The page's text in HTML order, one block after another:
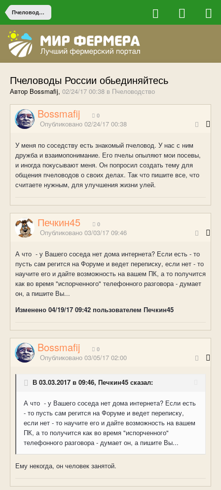
Пчеловодство
Пчеловоды России обьединяйтесь
Автор Bossmafij, 02/24/17 00:38 в Пчеловодство
Bossmafij 0
Опубликовано 02/24/17 00:38
У меня по соседству есть знакомый пчеловод. У нас с ним
дружба и взаимопонимание. Его пчелы опыляют мои посевы,
и иногда покусывают меня. Он попросил создать тему для
общения пчеловодов о своих делах. Так что пишите все, что
считаете нужным, для улучшения жизни улей.
Печкин45 0
Опубликовано 03/03/17 09:46
А что - у Вашего соседа нет дома интернета? Если есть - то
пусть сам регится на Форуме и ведет переписку, если нет - то
научите его и дайте возможность на вашем ПК, а то получится
как во время "испорченного" телефонного разговора - думает
он, а пишите Вы...
Изменено 04/19/17 09:42 пользователем Печкин45
Bossmafij 0
Опубликовано 03/05/17 02:00
В 03.03.2017 в 09:46, Печкин45 сказал:
А что - у Вашего соседа нет дома интернета? Если есть
- то пусть сам регится на Форуме и ведет переписку,
если нет - то научите его и дайте возможность на вашем
ПК, а то получится как во время "испорченного"
телефонного разговора - думает он, а пишите Вы...
Ему некогда, он человек занятой.